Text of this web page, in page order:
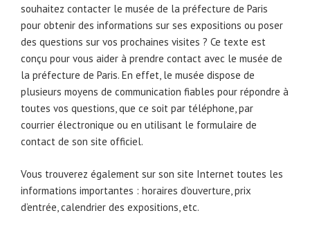
souhaitez contacter le musée de la préfecture de Paris
pour obtenir des informations sur ses expositions ou poser
des questions sur vos prochaines visites ? Ce texte est
conçu pour vous aider à prendre contact avec le musée de
la préfecture de Paris. En effet, le musée dispose de
plusieurs moyens de communication fiables pour répondre à
toutes vos questions, que ce soit par téléphone, par
courrier électronique ou en utilisant le formulaire de
contact de son site officiel.
Vous trouverez également sur son site Internet toutes les
informations importantes : horaires d’ouverture, prix
d’entrée, calendrier des expositions, etc.